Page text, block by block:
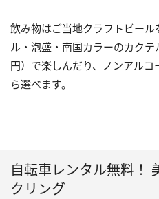
飲み物はご当地クラフトビー
ル・泡盛・南国カラーのカク
円）で楽しんだり、ノンアル
ら選べます。
自転車レンタル無料！
クリング